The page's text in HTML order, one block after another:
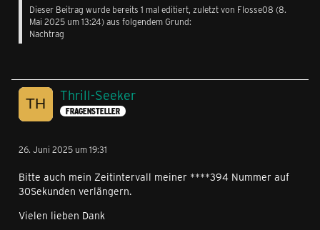
Dieser Beitrag wurde bereits 1 mal editiert, zuletzt von Flosse08 (8.
Mai 2025 um 13:24) aus folgendem Grund:
Nachtrag
Thrill-Seeker
FRAGENSTELLER
26. Juni 2025 um 19:31
Bitte auch mein Zeitintervall meiner ****394 Nummer auf
30Sekunden verlängern.
Vielen lieben Dank